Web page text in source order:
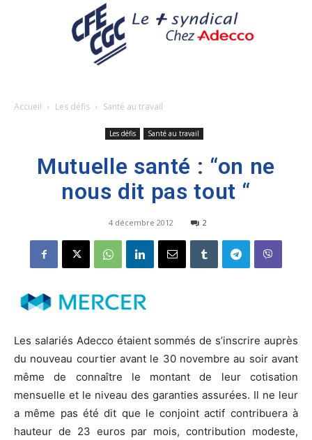
Accueil Les défis Santé au travail
Les défis Santé au travail
Mutuelle santé : “on ne
nous dit pas tout “
4 décembre 2012 2
Les salariés Adecco étaient sommés de s’inscrire auprès
du nouveau courtier avant le 30 novembre au soir avant
même de connaître le montant de leur cotisation
mensuelle et le niveau des garanties assurées. Il ne leur
a même pas été dit que le conjoint actif contribuera à
hauteur de 23 euros par mois, contribution modeste,